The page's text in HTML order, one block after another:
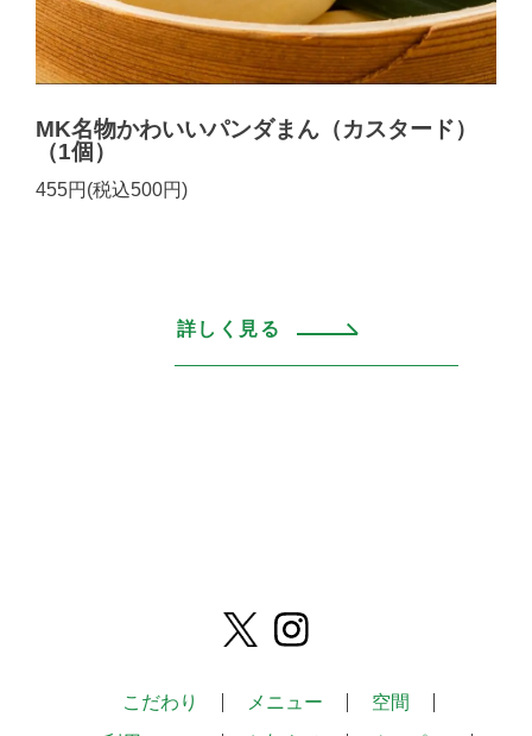
MK名物かわいいパンダまん（カスタード）
（1個）
455円(税込500円)
詳しく見る
こだわり メニュー
空間